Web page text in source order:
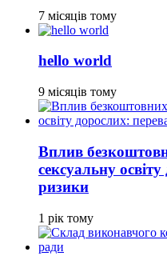
7 місяців тому
hello world
9 місяців тому
Вплив
сексуальну
ризики
1 рік тому